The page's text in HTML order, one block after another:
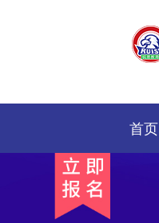
首页